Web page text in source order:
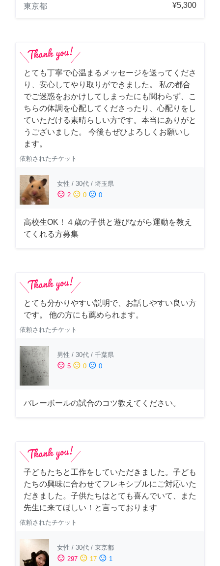
東京都
¥5,300
とても丁寧で心温まるメッセージを送ってくださ
り、安心してやり取りができました。 私の都合
でご迷惑をおかけしてしまったにも関わらず、こ
ちらの体調を心配してくださったり、心配りをし
ていただける素晴らしい方です。本当にありがと
うございました。 今後もぜひよろしくお願いし
ます。
依頼されたチケット
女性 / 30代 / 埼玉県
sentiment_satisfied 2 sentiment_neutral 0 sentiment_dissatisfied 0
高校生OK！４歳の子供と遊びながら運動を教え
てくれる方募集
とても分かりやすい説明で、お話しやすい良い方
です。 他の方にも薦められます。
依頼されたチケット
男性 / 30代 / 千葉県
sentiment_satisfied 5 sentiment_neutral 0 sentiment_dissatisfied 0
バレーボールの試合のコツ教えてください。
子どもたちと工作をしていただきました。子ども
たちの興味に合わせてフレキシブルにご対応いた
だきました。子供たちはとても喜んでいて、また
先生に来てほしい！と言っております
依頼されたチケット
女性 / 30代 / 東京都
sentiment_satisfied 297 sentiment_neutral 17 sentiment_dissatisfied 1